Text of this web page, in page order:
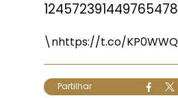
\nhttps://t.co/
Partilhar